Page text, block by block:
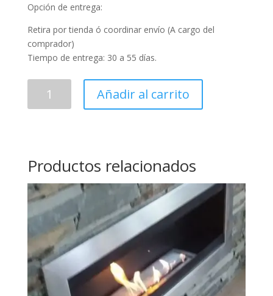
Opción de entrega:
Retira por tienda ó coordinar envío (A cargo del
comprador)
Tiempo de entrega: 30 a 55 días.
Añadir al carrito
Productos relacionados